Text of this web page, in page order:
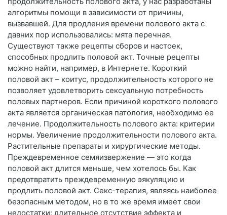
алгоритмы помощи в зависимости от причины,
вызвавшей. Для продления времени полового акта с
давних пор использовались: мята перечная.
Существуют также рецепты сборов и настоек,
способных продлить половой акт. Точные рецепты
можно найти, например, в Интернете. Короткий
половой акт – коитус, продолжительность которого не
позволяет удовлетворить сексуальную потребность
половых партнеров. Если причиной короткого полового
акта является органическая патология, необходимо ее
лечение. Продолжительность полового акта: критерии
нормы. Увеличение продолжительности полового акта.
Растительные препараты и хирургические методы.
Преждевременное семяизвержение — это когда
половой акт длится меньше, чем хотелось бы. Как
предотвратить преждевременную эякуляцию и
продлить половой акт. Секс-терапия, являясь наиболее
безопасным методом, но в то же время имеет свои
недостатки: длительное отсутствие эффекта и